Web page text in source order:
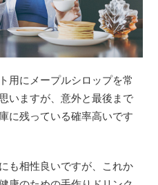
用にメープルシロップを常
いますが、意外と最後まで
に残っている確率高いです
も相性良いですが、これか